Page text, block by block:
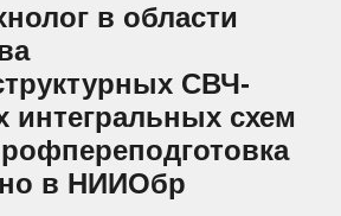
в области
СВЧ-
интегральных схем
в НИИОбр